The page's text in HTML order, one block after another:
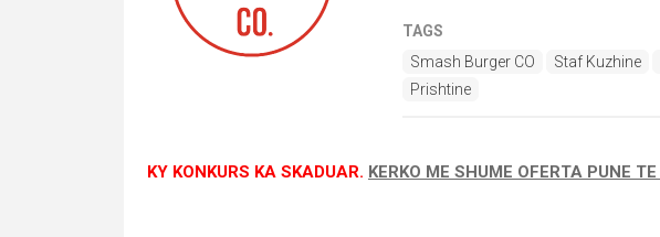
TAGS
Smash Burger CO
Staf Kuzhine
Prishtine